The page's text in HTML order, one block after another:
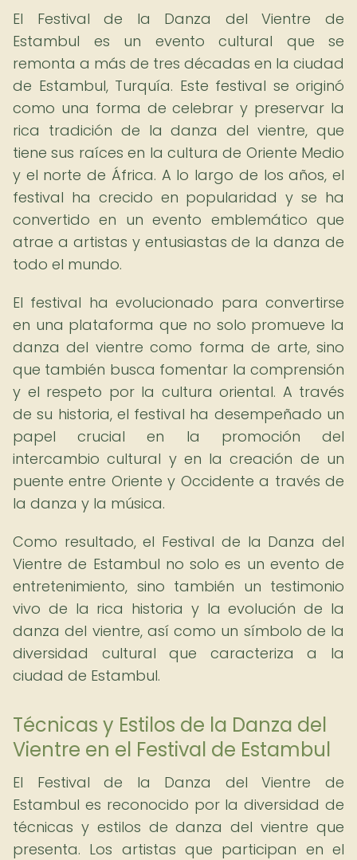
El Festival de la Danza del Vientre de
Estambul es un evento cultural que se
remonta a más de tres décadas en la ciudad
de Estambul, Turquía. Este festival se originó
como una forma de celebrar y preservar la
rica tradición de la danza del vientre, que
tiene sus raíces en la cultura de Oriente Medio
y el norte de África. A lo largo de los años, el
festival ha crecido en popularidad y se ha
convertido en un evento emblemático que
atrae a artistas y entusiastas de la danza de
todo el mundo.
El festival ha evolucionado para convertirse
en una plataforma que no solo promueve la
danza del vientre como forma de arte, sino
que también busca fomentar la comprensión
y el respeto por la cultura oriental. A través
de su historia, el festival ha desempeñado un
papel crucial en la promoción del
intercambio cultural y en la creación de un
puente entre Oriente y Occidente a través de
la danza y la música.
Como resultado, el Festival de la Danza del
Vientre de Estambul no solo es un evento de
entretenimiento, sino también un testimonio
vivo de la rica historia y la evolución de la
danza del vientre, así como un símbolo de la
diversidad cultural que caracteriza a la
ciudad de Estambul.
Técnicas y Estilos de la Danza del
Vientre en el Festival de Estambul
El Festival de la Danza del Vientre de
Estambul es reconocido por la diversidad de
técnicas y estilos de danza del vientre que
presenta. Los artistas que participan en el